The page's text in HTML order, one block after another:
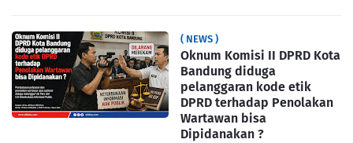
( NEWS )
Oknum Komisi II DPRD Kota
Bandung diduga
pelanggaran kode etik
DPRD terhadap Penolakan
Wartawan bisa
Dipidanakan ?